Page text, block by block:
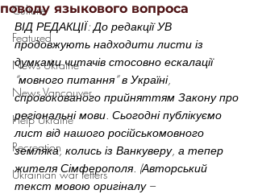
Culture
Featured
News Ukraine
News Vancouver
Help Ukraine
Recreation
Ukrainian war letters
поводу языкового вопроса
ВІД РЕДАКЦІЇ: До редакції УВ
продовжують надходити листи із
думками читачів стосовно ескалації
“мовного питання” в Україні,
спровокованого прийняттям Закону про
регіональні мови. Сьогодні публікуємо
лист від нашого російськомовного
земляка, колись із Ванкуверу, а тепер
жителя Сімферополя. (Авторський
текст мовою оригіналу –